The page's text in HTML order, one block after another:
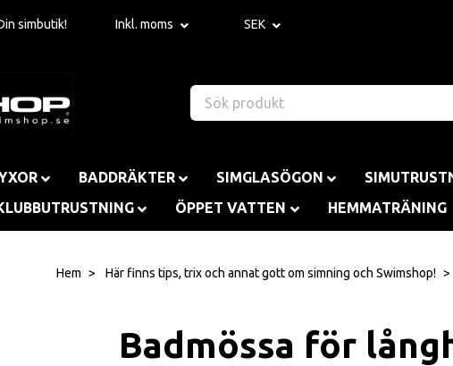
simbutik! Inkl. moms SEK
BADDRÄKTER SIMGLASÖGON
ÖPPET VATTEN HEMMATRÄNING
Hem Här finns tips, trix och annat gott om simning och Swimshop!
Badmössa för